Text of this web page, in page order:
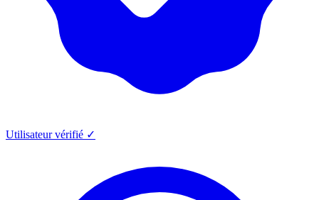
Utilisateur vérifié ✓